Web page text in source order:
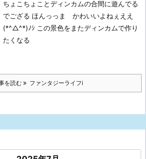
ちょこちょことディンカムの合間に遊んでる
でござる ほんっっま かわいいよねぇええ
(*^△^*)ﾉｼ この景色をまたディンカムで作り
たくなる
を読む ファンタジーライフi